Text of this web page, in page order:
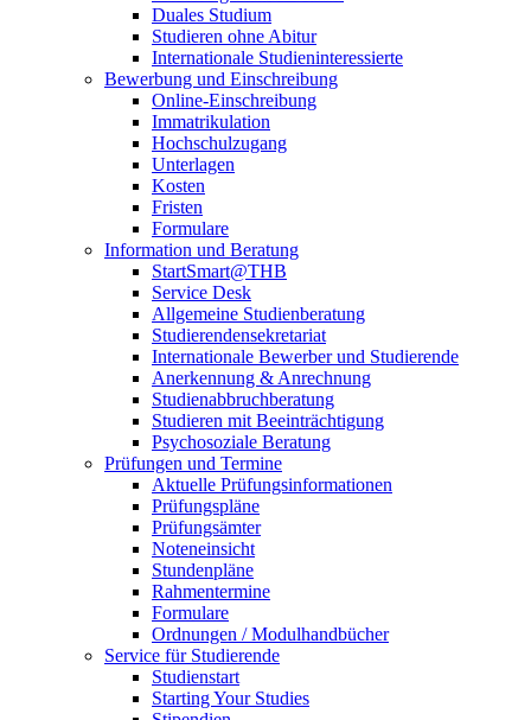
Duales Studium
Studieren ohne Abitur
Internationale Studieninteressierte
Bewerbung und Einschreibung
Online-Einschreibung
Immatrikulation
Hochschulzugang
Unterlagen
Kosten
Fristen
Formulare
Information und Beratung
StartSmart@THB
Service Desk
Allgemeine Studienberatung
Studierendensekretariat
Internationale Bewerber und Studierende
Anerkennung & Anrechnung
Studienabbruchberatung
Studieren mit Beeinträchtigung
Psychosoziale Beratung
Prüfungen und Termine
Aktuelle Prüfungsinformationen
Prüfungspläne
Prüfungsämter
Noteneinsicht
Stundenpläne
Rahmentermine
Formulare
Ordnungen / Modulhandbücher
Service für Studierende
Studienstart
Starting Your Studies